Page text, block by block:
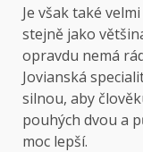
Je však také
stejně jako
opravdu nemá
Jovianská
silnou, aby
pouhých dvou a
moc lepší.